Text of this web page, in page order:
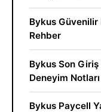
Bykus Güvenilir
Rehber
Bykus Son
Deneyim Notları
Bykus Paycell